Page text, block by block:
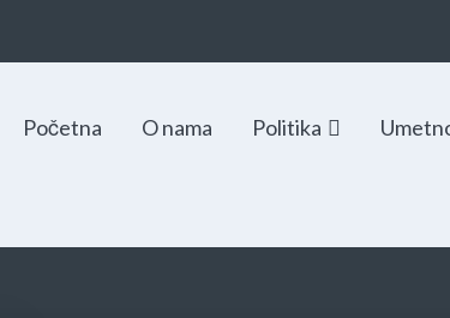
Početna O nama Politika